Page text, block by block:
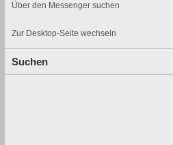
Über den Messenger suchen
Zur Desktop-Seite wechseln
Suchen